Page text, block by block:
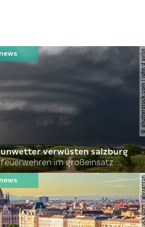
©
unwetter verwüsten salzburg
feuerwehren im großeinsatz